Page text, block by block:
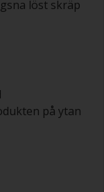
löst skräp
på ytan